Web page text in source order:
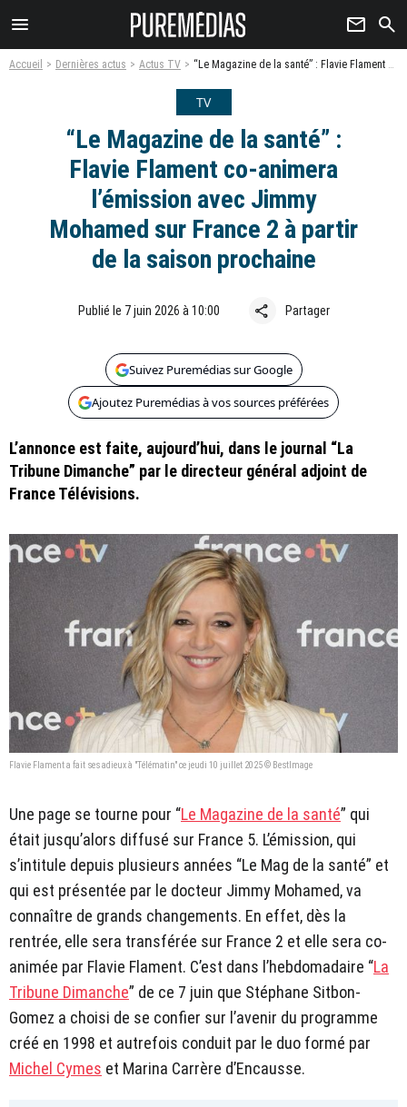
menu newsletter search
Accueil Dernières actus Actus TV “Le Magazine de la santé” : Flavie Flament co-animera l’émission avec Jimmy Mohamed sur France 2 à partir de la saison prochaine
TV
“Le Magazine de la santé” :
Flavie Flament co-animera
l’émission avec Jimmy
Mohamed sur France 2 à partir
de la saison prochaine
Publié le 7 juin 2026 à 10:00 share Partager
Suivez Puremédias sur Google
Ajoutez Puremédias à vos sources préférées
L’annonce est faite, aujourd’hui, dans le journal “La
Tribune Dimanche” par le directeur général adjoint de
France Télévisions.
Flavie Flament a fait ses adieux à "Télématin" ce jeudi 10 juillet 2025 © BestImage
Une page se tourne pour “Le Magazine de la santé” qui
était jusqu’alors diffusé sur France 5. L’émission, qui
s’intitule depuis plusieurs années “Le Mag de la santé” et
qui est présentée par le docteur Jimmy Mohamed, va
connaître de grands changements. En effet, dès la
rentrée, elle sera transférée sur France 2 et elle sera co-
animée par Flavie Flament. C’est dans l’hebdomadaire “La
Tribune Dimanche” de ce 7 juin que Stéphane Sitbon-
Gomez a choisi de se confier sur l’avenir du programme
créé en 1998 et autrefois conduit par le duo formé par
Michel Cymes et Marina Carrère d’Encausse.